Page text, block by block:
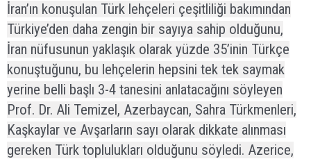
İran’ın konuşulan Türk lehçeleri çeşitliliği bakımından
Türkiye’den daha zengin bir sayıya sahip olduğunu,
İran nüfusunun yaklaşık olarak yüzde 35’inin Türkçe
konuştuğunu, bu lehçelerin hepsini tek tek saymak
yerine belli başlı 3-4 tanesini anlatacağını söyleyen
Prof. Dr. Ali Temizel, Azerbaycan, Sahra Türkmenleri,
Kaşkaylar ve Avşarların sayı olarak dikkate alınması
gereken Türk toplulukları olduğunu söyledi. Azerice,